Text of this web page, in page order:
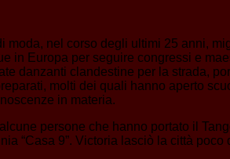
moda, nel corso degli ultimi 25 anni,
in Europa per seguire congressi e
danzanti clandestine per la strada,
molti dei quali hanno aperto
in materia.
persone che hanno portato il
“Casa 9”. Victoria lasciò la città